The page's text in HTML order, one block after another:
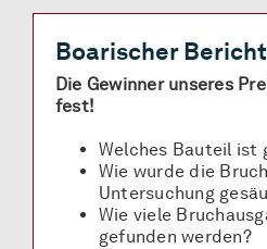
Boarischer
Die Gewinner unseres
fest!
Welches Bauteil ist
Wie wurde die
Untersuchung
Wie viele
gefunden werden?